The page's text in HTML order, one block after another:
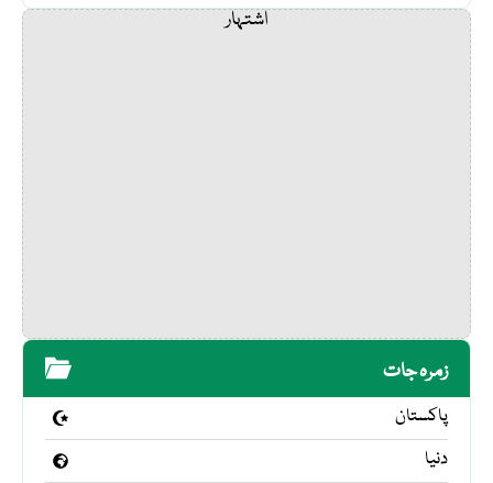
اشتہار
زمرہ جات
پاکستان
دنیا